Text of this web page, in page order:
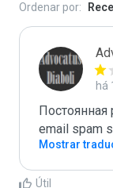
Ordenar por:
há
Постоянная
email spam
Mostrar
Útil